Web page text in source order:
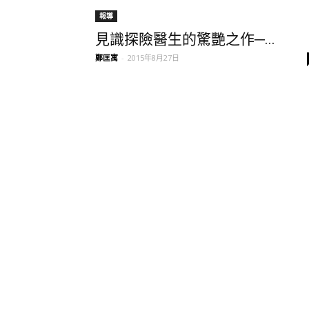
報導
見識探險醫生的驚艷之作─...
鄭匡寓 - 2015年8月27日